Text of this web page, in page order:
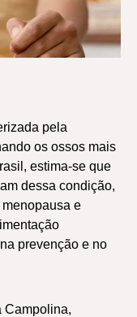
pela
os ossos mais
estima-se que
dessa condição,
e
prevenção e no
Campolina,